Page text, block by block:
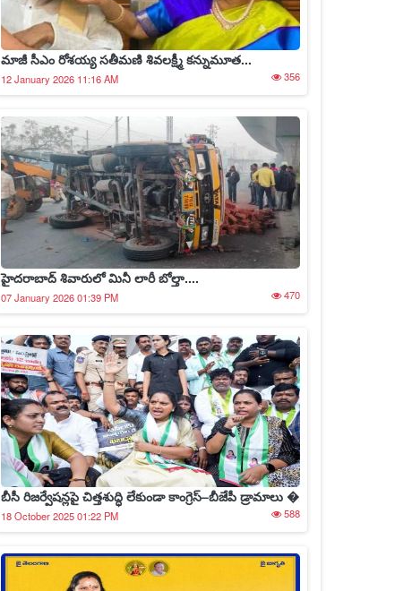
మాజీ సీఎం రోశయ్య సతీమణి శివలక్ష్మీ కన్నుమూత...
12 January 2026 11:16 AM 356
హైదరాబాద్‌ శివారులో మినీ లారీ బోల్తా....
07 January 2026 01:39 PM 470
బీసీ రిజర్వేషన్లపై చిత్తశుద్ధి లేకుండా కాంగ్రెస్–బీజేపీ డ్రామాలు �
18 October 2025 01:22 PM 588